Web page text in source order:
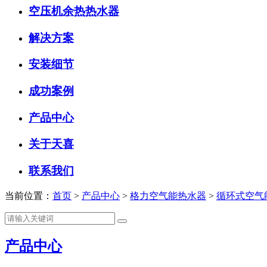
空压机余热热水器
解决方案
安装细节
成功案例
产品中心
关于天喜
联系我们
当前位置： 首页 > 产品中心 > 格力空气能热水器 > 循环式空气
产品中心